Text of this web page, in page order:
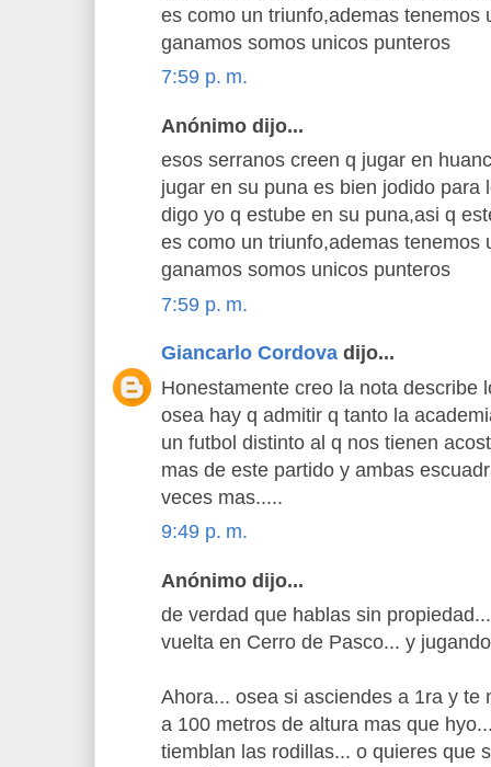
es como un triunfo,ademas tenemos
ganamos somos unicos punteros
7:59 p. m.
Anónimo dijo...
esos serranos creen q jugar en
jugar en su puna es bien jodido para
digo yo q estube en su puna,asi q
es como un triunfo,ademas tenemos
ganamos somos unicos punteros
7:59 p. m.
Giancarlo Cordova dijo...
Honestamente creo la nota describe
osea hay q admitir q tanto la
un futbol distinto al q nos tienen
mas de este partido y ambas
veces mas.....
9:49 p. m.
Anónimo dijo...
de verdad que hablas sin
vuelta en Cerro de Pasco... y
Ahora... osea si asciendes a 1ra y te
a 100 metros de altura mas que
tiemblan las rodillas... o quieres que